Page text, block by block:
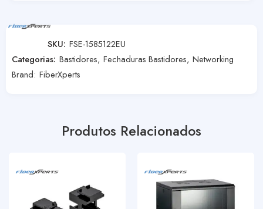
SKU: FSE-1585122EU
Categorias: Bastidores, Fechaduras Bastidores, Networking
Brand: FiberXperts
Produtos Relacionados